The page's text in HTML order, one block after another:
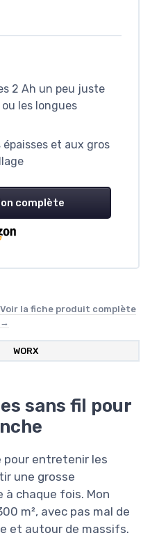
2 Ah un peu juste
les longues
et aux gros
complète
Voir la fiche produit complète
→
WORX
sans fil pour
pour entretenir les
une grosse
chaque fois. Mon
m², avec pas mal de
et autour de massifs.